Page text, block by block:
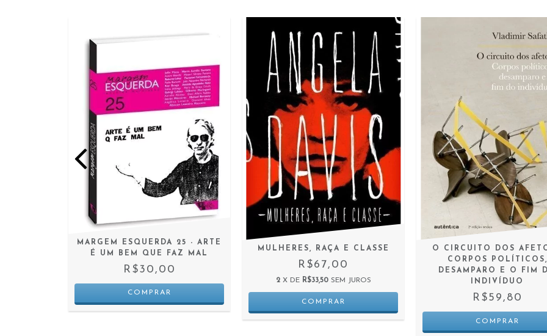
MARGEM ESQUERDA 25 - ARTE
É UM BEM QUE FAZ MAL
R$30,00
MULHERES, RAÇA E CLASSE
R$67,00
2 X DE R$33,50 SEM JUROS
O CIRCUITO DOS
CORPOS POLÍTICOS,
DESAMPARO E O FIM
INDIVÍDUO
R$59,80